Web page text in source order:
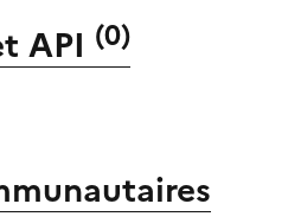
API (0)